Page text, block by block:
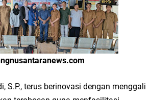
Pecahkan Rekor MURI, KWGe Angkat Kuliner
Kemenag Salurkan 22.456 Bingkisan Lebaran
Daerah di Jawa Timur
S.P., terus berinovasi dengan menggali